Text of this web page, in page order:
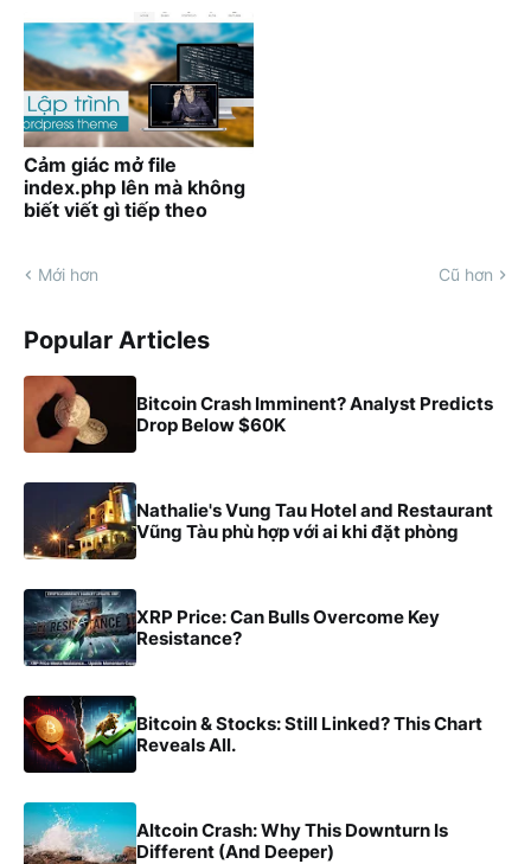
Cảm giác mở file
index.php lên mà không
biết viết gì tiếp theo
Mới hơn Cũ hơn
Popular Articles
Bitcoin Crash Imminent? Analyst Predicts
Drop Below $60K
Nathalie's Vung Tau Hotel and Restaurant
Vũng Tàu phù hợp với ai khi đặt phòng
XRP Price: Can Bulls Overcome Key
Resistance?
Bitcoin & Stocks: Still Linked? This Chart
Reveals All.
Altcoin Crash: Why This Downturn Is
Different (And Deeper)